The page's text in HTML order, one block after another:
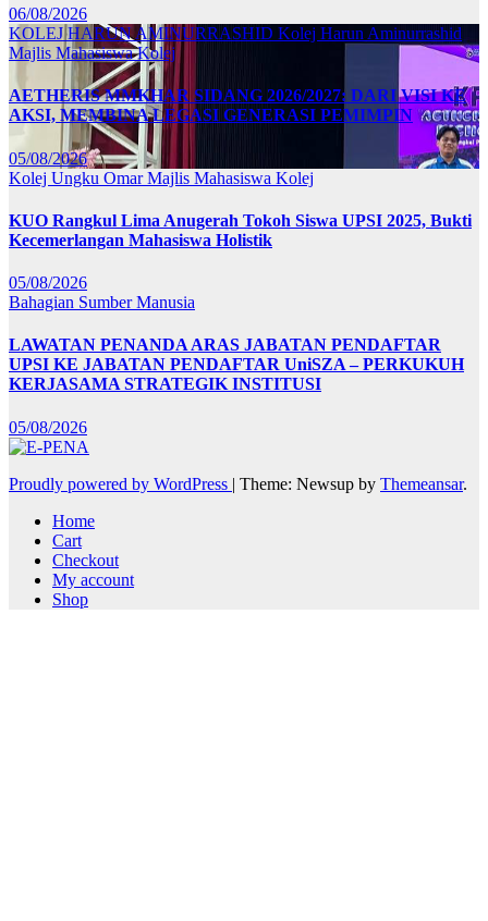
06/08/2026
KOLEJ HARUN AMINURRASHID Kolej Harun Aminurrashid
Majlis Mahasiswa Kolej
AETHERIS MMKHAR SIDANG 2026/2027: DARI VISI KE
AKSI, MEMBINA LEGASI GENERASI PEMIMPIN
05/08/2026
Kolej Ungku OmarMajlis Mahasiswa Kolej
KUO Rangkul Lima Anugerah Tokoh Siswa UPSI 2025, Bukti
Kecemerlangan Mahasiswa Holistik
05/08/2026
Bahagian Sumber Manusia
LAWATAN PENANDA ARAS JABATAN PENDAFTAR
UPSI KE JABATAN PENDAFTAR UniSZA – PERKUKUH
KERJASAMA STRATEGIK INSTITUSI
05/08/2026
Proudly powered by WordPress | Theme: Newsup by Themeansar.
Home
Cart
Checkout
My account
Shop